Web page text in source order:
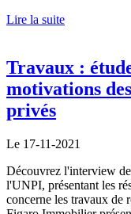
Lire la suite
Travaux :
motivations
privés
Le 17-11-2021
Découvrez l'interview
l'UNPI, présentant les
concerne les travaux de